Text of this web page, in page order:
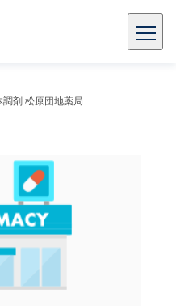
調剤 松原団地薬局